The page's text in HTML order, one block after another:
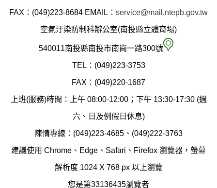
縣
保
局
FAX：(049)223-8684 EMAIL： service@mail.ntepb.gov.tw
空氣汙染防制科辦公室(南投縣立體育場)
540011南投縣南投市南崗一路300號 空
染
制
科
TEL：(049)223-3753
FAX：(049)220-1687
上班(服務)時間：上午 08:00-12:00；下午 13:30-17:30 (週
六、日及例假日休息)
陳情專線：(049)223-4685、(049)222-3763
建議使用 Chrome、Edge、Safari、Firefox 瀏覽器，螢幕
解析度 1024 X 768 px 以上瀏覽
您是第33136435瀏覽者